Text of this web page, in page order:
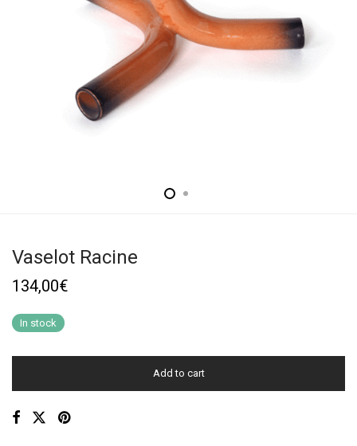
Vaselot Racine
134,00€
In stock
Add to cart